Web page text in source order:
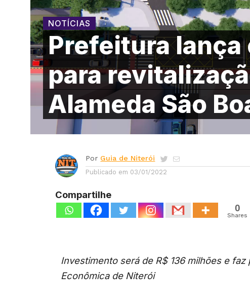
NOTÍCIAS
Prefeitura lança
para
Alameda São
Por Guia de Niterói
Publicado em 03/01/2022
Compartilhe
0
Shares
Investimento será de R$ 136 milhões e
Econômica de Niterói